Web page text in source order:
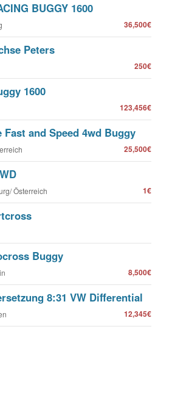
BUGGY 1600
36,500€
Peters
250€
1600
123,456€
Fast and Speed 4wd Buggy
25,500€
Österreich 1€
Buggy
8,500€
8:31 VW Differential
12,345€